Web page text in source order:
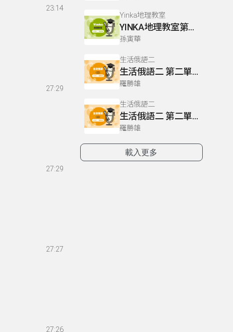
23:14
27:29
27:29
27:27
27:26
Yinka地理教室
YINKA地理教室第一冊 P63-65
孫寅華
生活俄語二
生活俄語二 第二單元 L5 P95-96
羅勝雄
生活俄語二
生活俄語二 第二單元 L9 P120
羅勝雄
載入更多